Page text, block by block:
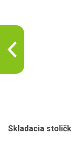
Skladacia